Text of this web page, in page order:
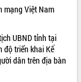
mạng Việt Nam
UBND tỉnh tại
độ triển khai Kế
dân trên địa bàn